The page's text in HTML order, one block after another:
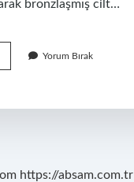
bronzlaşmış cilt…
Yorum Bırak
https://absam.com.tr